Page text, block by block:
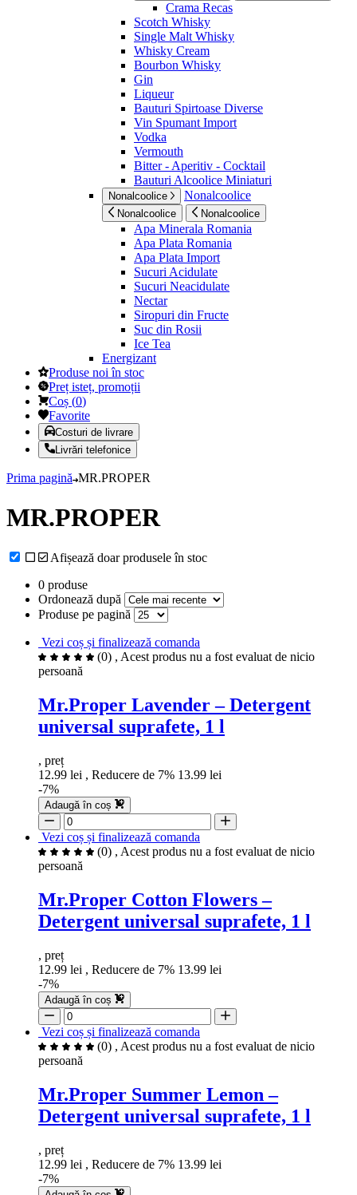
Crama Recas
Scotch Whisky
Single Malt Whisky
Whisky Cream
Bourbon Whisky
Gin
Liqueur
Bauturi Spirtoase Diverse
Vin Spumant Import
Vodka
Vermouth
Bitter - Aperitiv - Cocktail
Bauturi Alcoolice Miniaturi
Nonalcoolice Nonalcoolice
Nonalcoolice Nonalcoolice
Apa Minerala Romania
Apa Plata Romania
Apa Plata Import
Sucuri Acidulate
Sucuri Neacidulate
Nectar
Siropuri din Fructe
Suc din Rosii
Ice Tea
Energizant
Produse noi în stoc
Preț isteț, promoții
Coș (0)
Favorite
Costuri de livrare
Livrări telefonice
Prima pagină MR.PROPER
MR.PROPER
Afișează doar produsele în stoc
0 produse
Ordonează după
Produse pe pagină
Vezi coș și finalizează comanda
(0) , Acest produs nu a fost evaluat de nicio
persoană
Mr.Proper Lavender – Detergent
universal suprafete, 1 l
, preț
12.99 lei , Reducere de 7% 13.99 lei
-7%
Adaugă în coș
Vezi coș și finalizează comanda
(0) , Acest produs nu a fost evaluat de nicio
persoană
Mr.Proper Cotton Flowers –
Detergent universal suprafete, 1 l
, preț
12.99 lei , Reducere de 7% 13.99 lei
-7%
Adaugă în coș
Vezi coș și finalizează comanda
(0) , Acest produs nu a fost evaluat de nicio
persoană
Mr.Proper Summer Lemon –
Detergent universal suprafete, 1 l
, preț
12.99 lei , Reducere de 7% 13.99 lei
-7%